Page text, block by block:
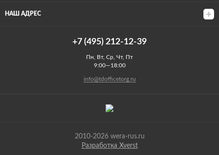
НАШ АДРЕС
+7 (495) 212-12-39
Пн, Вт, Ср, Чт, Пт
9:00—18:00
info@tdofficetorg.ru
2010-2026 wera-rus.ru
Разработка Xverst